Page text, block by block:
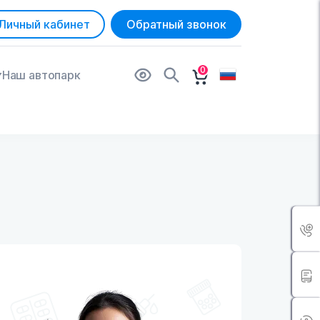
кабинет Обратный звонок
Наш автопарк 0